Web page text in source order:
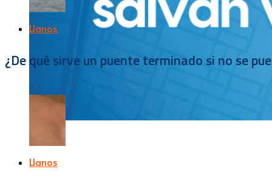
Llanos
¿De qué sirve un puente terminado si no se
Llanos